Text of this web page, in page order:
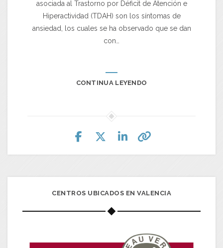
asociada al Trastorno por Déficit de Atención e
Hiperactividad (TDAH) son los síntomas de
ansiedad, los cuales se ha observado que se dan
con…
CONTINUA LEYENDO
CENTROS UBICADOS EN VALENCIA